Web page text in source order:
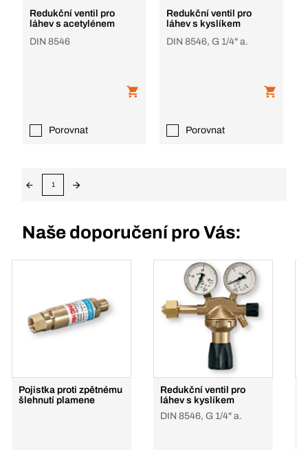
Redukční ventil pro
láhev s acetylénem
DIN 8546
Porovnat
Redukční ventil pro
láhev s kyslíkem
DIN 8546, G 1/4" a.
Porovnat
1
Naše doporučení pro Vás:
Pojistka proti zpětnému
šlehnutí plamene
Redukční ventil pro
láhev s kyslíkem
DIN 8546, G 1/4" a.